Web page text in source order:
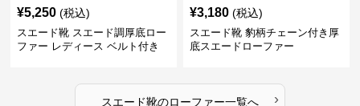
¥5,250 (税込)
スエード靴 スエード調厚底ロー
ファー レディース ベルト付き
¥3,180 (税込)
スエード靴 豹柄チェーン付き厚
底スエードローファー
スエード靴のローファー一覧へ ›